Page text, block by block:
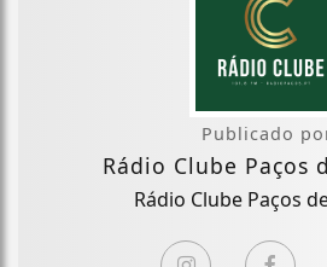
Publicado
Rádio Clube Paços
Rádio Clube Paços